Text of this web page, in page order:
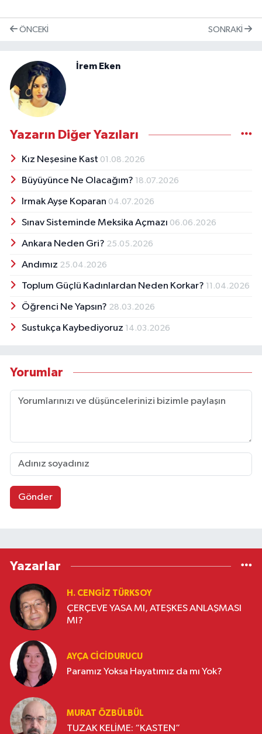
ÖNCEKI SONRAKI
İrem Eken
Yazarın Diğer Yazıları
Kız Neşesine Kast 01.08.2026
Büyüyünce Ne Olacağım? 18.07.2026
Irmak Ayşe Koparan 04.07.2026
Sınav Sisteminde Meksika Açmazı 06.06.2026
Ankara Neden Gri? 25.05.2026
Andımız 25.04.2026
Toplum Güçlü Kadınlardan Neden Korkar? 11.04.2026
Öğrenci Ne Yapsın? 28.03.2026
Sustukça Kaybediyoruz 14.03.2026
Yorumlar
Gönder
Yazarlar
H. CENGIZ TÜRKSOY
ÇERÇEVE YASA MI, ATEŞKES ANLAŞMASI
MI?
AYÇA CICIDURUCU
Paramız Yoksa Hayatımız da mı Yok?
MURAT ÖZBÜLBÜL
TUZAK KELİME: “KASTEN”